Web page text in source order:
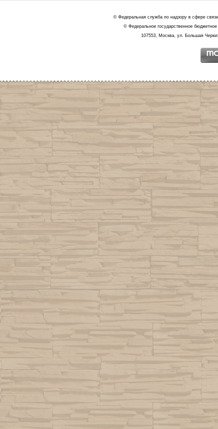
© Федеральная служба по надзору в сфере
© Федеральное государственное
107553, Москва, ул. Большая